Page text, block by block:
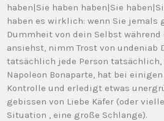
haben|Sie haben haben|Sie
haben es wirklich: wenn Sie jemals
Dummheit von dein Selbst während
ansiehst, nimm Trost von undeniab
tatsächlich jede Person tatsächlich,
Napoleon Bonaparte, hat bei
Kontrolle und erledigt etwas
gebissen von Liebe Käfer (oder
Situation , eine große Schlange).